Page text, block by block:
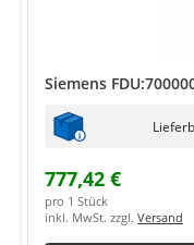
Siemens
777,42 €
pro 1 Stück
inkl. MwSt. zzgl. Versand